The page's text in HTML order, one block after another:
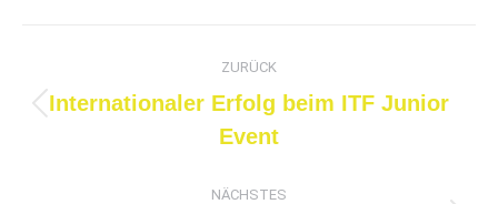
ZURÜCK
Vorheriger
Beitrag:
Internationaler Erfolg beim ITF Junior
Event
NÄCHSTES